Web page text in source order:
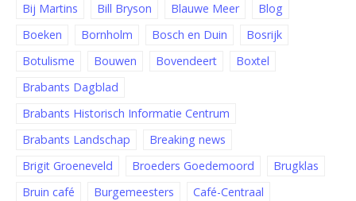
Bij Martins
Bill Bryson Blauwe Meer
Blog
Boeken
Bornholm Bosch en Duin
Bosrijk
Botulisme
Bouwen Bovendeert
Boxtel
Brabants Dagblad
Brabants Historisch Informatie Centrum
Brabants Landschap
Breaking news
Brigit Groeneveld
Broeders Goedemoord
Brugklas
Bruin café
Burgemeesters
Café-Centraal